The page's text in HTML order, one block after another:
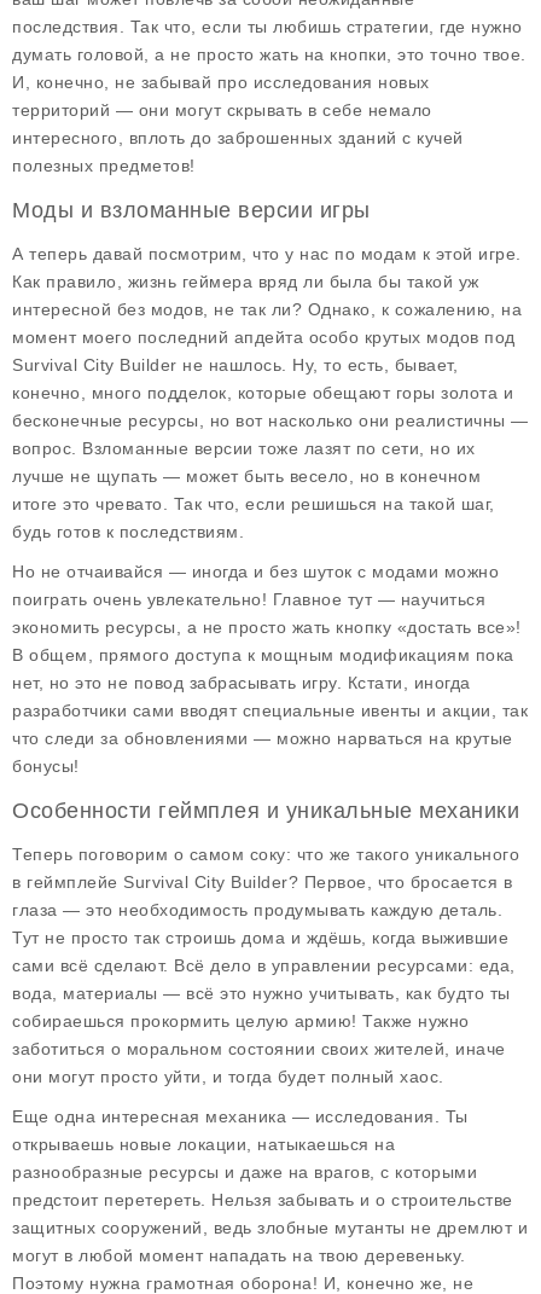
последствия. Так что, если ты любишь стратегии, где нужно
думать головой, а не просто жать на кнопки, это точно твое.
И, конечно, не забывай про исследования новых
территорий — они могут скрывать в себе немало
интересного, вплоть до заброшенных зданий с кучей
полезных предметов!
Моды и взломанные версии игры
А теперь давай посмотрим, что у нас по модам к этой игре.
Как правило, жизнь геймера вряд ли была бы такой уж
интересной без модов, не так ли? Однако, к сожалению, на
момент моего последний апдейта особо крутых модов под
Survival City Builder не нашлось. Ну, то есть, бывает,
конечно, много подделок, которые обещают горы золота и
бесконечные ресурсы, но вот насколько они реалистичны —
вопрос. Взломанные версии тоже лазят по сети, но их
лучше не щупать — может быть весело, но в конечном
итоге это чревато. Так что, если решишься на такой шаг,
будь готов к последствиям.
Но не отчаивайся — иногда и без шуток с модами можно
поиграть очень увлекательно! Главное тут — научиться
экономить ресурсы, а не просто жать кнопку «достать все»!
В общем, прямого доступа к мощным модификациям пока
нет, но это не повод забрасывать игру. Кстати, иногда
разработчики сами вводят специальные ивенты и акции, так
что следи за обновлениями — можно нарваться на крутые
бонусы!
Особенности геймплея и уникальные механики
Теперь поговорим о самом соку: что же такого уникального
в геймплейе Survival City Builder? Первое, что бросается в
глаза — это необходимость продумывать каждую деталь.
Тут не просто так строишь дома и ждёшь, когда выжившие
сами всё сделают. Всё дело в управлении ресурсами: еда,
вода, материалы — всё это нужно учитывать, как будто ты
собираешься прокормить целую армию! Также нужно
заботиться о моральном состоянии своих жителей, иначе
они могут просто уйти, и тогда будет полный хаос.
Еще одна интересная механика — исследования. Ты
открываешь новые локации, натыкаешься на
разнообразные ресурсы и даже на врагов, с которыми
предстоит перетереть. Нельзя забывать и о строительстве
защитных сооружений, ведь злобные мутанты не дремлют и
могут в любой момент нападать на твою деревеньку.
Поэтому нужна грамотная оборона! И, конечно же, не